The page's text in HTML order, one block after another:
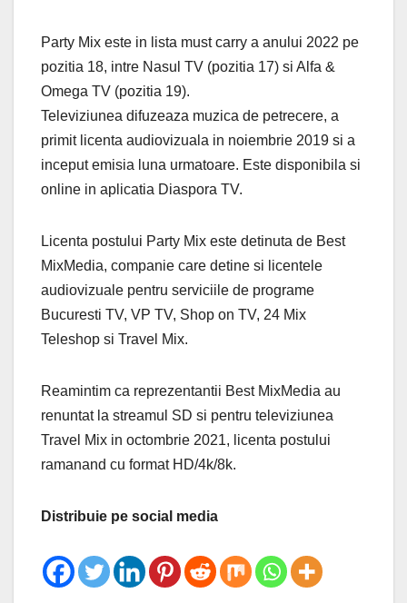
Party Mix este in lista must carry a anului 2022 pe
pozitia 18, intre Nasul TV (pozitia 17) si Alfa &
Omega TV (pozitia 19).
Televiziunea difuzeaza muzica de petrecere, a
primit licenta audiovizuala in noiembrie 2019 si a
inceput emisia luna urmatoare. Este disponibila si
online in aplicatia Diaspora TV.
Licenta postului Party Mix este detinuta de Best
MixMedia, companie care detine si licentele
audiovizuale pentru serviciile de programe
Bucuresti TV, VP TV, Shop on TV, 24 Mix
Teleshop si Travel Mix.
Reamintim ca reprezentantii Best MixMedia au
renuntat la streamul SD si pentru televiziunea
Travel Mix in octombrie 2021, licenta postului
ramanand cu format HD/4k/8k.
Distribuie pe social media